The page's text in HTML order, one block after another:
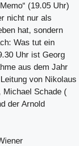
(19.05 Uhr)
nicht nur als
hat, sondern
Was tut ein
Uhr ist Georg
aus dem Jahr
von Nikolaus
Michael Schade (
der Arnold